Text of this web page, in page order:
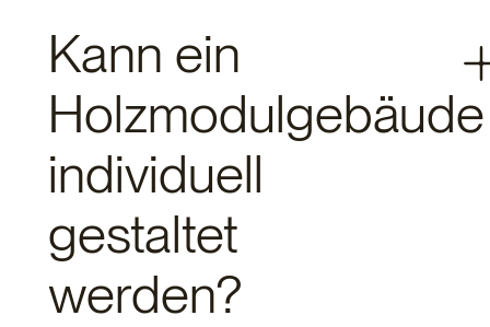
gesetzlichen Brandschutzanforderungen und stehen
konventionellen Bauten in nichts nach. Durch
spezielle Beplankungen und intelligente
Konstruktionen werden hohe
Feuerwiderstandsklassen erreicht. Bei
fachgerechter Planung und Ausführung haben
Jahren, wie zahlreiche historische Beispiele
beweisen.
Kann ein
Holzmodulgebäude
individuell
gestaltet
werden?